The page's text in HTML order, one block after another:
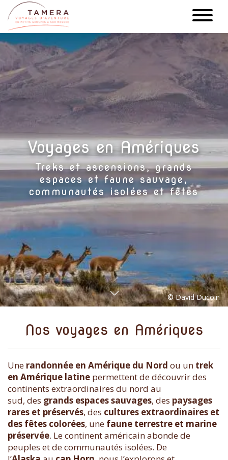
Aller
au
contenu
principal
Voyages en Amériques
Treks et ascensions, grands
espaces et faune sauvage,
communautés isolées et fêtes
Nos voyages en Amériques
Une randonnée en Amérique du Nord ou un trek
en Amérique latine permettent de découvrir des
continents extraordinaires du nord au
sud, des grands espaces sauvages, des paysages
rares et préservés, des cultures extraordinaires et
des fêtes colorées, une faune terrestre et marine
préservée. Le continent américain abonde de
peuples et de communautés isolées. De